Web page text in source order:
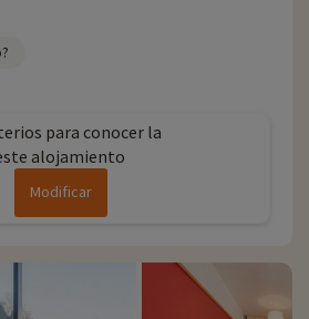
Beauval. Descubrimiento en familia
para los ciclistas. Los más aventureros
por las corrientes del Loira en canoa o
para recargar las pilas en familia.
¡y puede descubrirlas
haciendo
para conocer la
alojamiento
Modificar